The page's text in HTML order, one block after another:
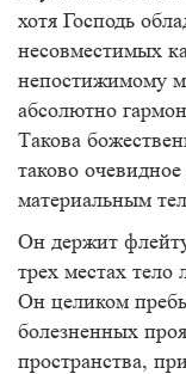
хотя Господь
несовместимых
непостижимому
абсолютно
Такова
таково
материальным
Он держит
трех местах тело
Он целиком
болезненных
пространства,